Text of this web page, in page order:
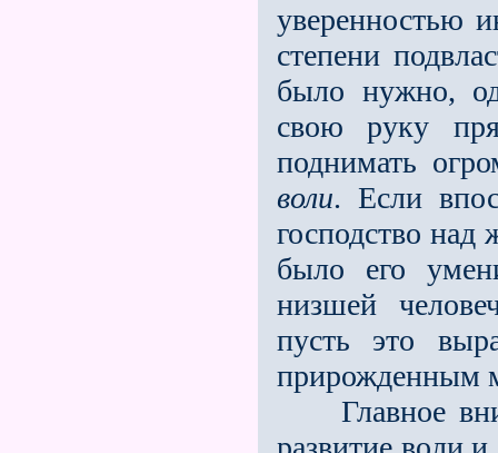
уверенностью
степени
было нужно,
свою руку
поднимать
воли. Если
господство над
было его
низшей
пусть это
прирожденным
Главное